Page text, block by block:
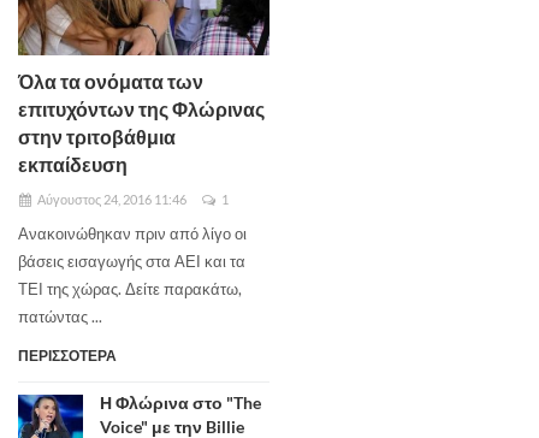
Όλα τα ονόματα των
επιτυχόντων της Φλώρινας
στην τριτοβάθμια
εκπαίδευση
Αύγουστος 24, 2016 11:46 1
Ανακοινώθηκαν πριν από λίγο οι
βάσεις εισαγωγής στα ΑΕΙ και τα
ΤΕΙ της χώρας. Δείτε παρακάτω,
πατώντας ...
ΠΕΡΙΣΣΟΤΕΡΑ
Η Φλώρινα στο "The
Voice" με την Billie